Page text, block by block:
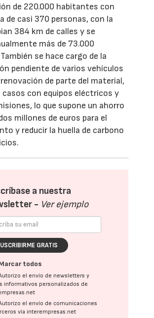
de 220.000 habitantes con
de casi 370 personas, con la
384 km de calles y se
más de 73.000
se hace cargo de la
pendiente de varios vehículos
de parte del material,
casos con equipos eléctricos y
lo que supone un ahorro
millones de euros para el
y reducir la huella de carbono
a nuestra
- Ver ejemplo
GRATIS
todos
el envío de newsletters y
informativos personalizados de
el envío de comunicaciones
vía interempresas.net